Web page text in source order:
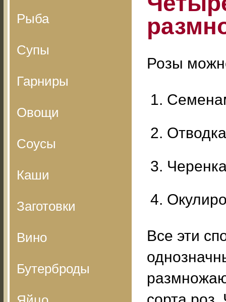
Рыба
Супы
Гарниры
Овощи
Соусы
Каши
Заготовки
Вино
Бутерброды
Розы
Все эти